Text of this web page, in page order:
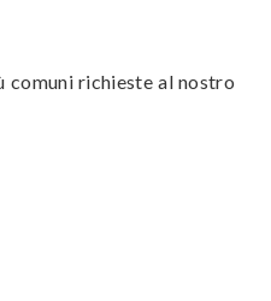
comuni richieste al nostro